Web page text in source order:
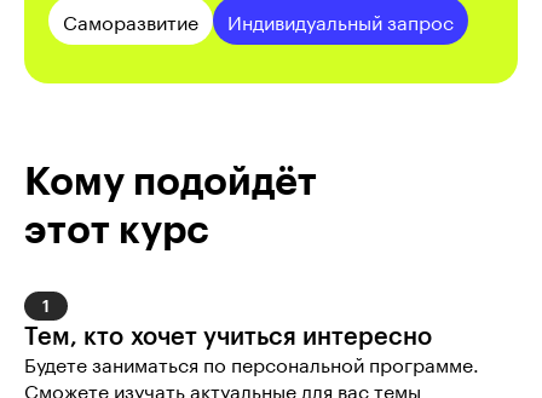
Саморазвитие Индивидуальный запрос
Кому подойдёт
этот курс
1
Тем, кто хочет учиться интересно
Будете заниматься по персональной программе.
Сможете изучать актуальные для вас темы